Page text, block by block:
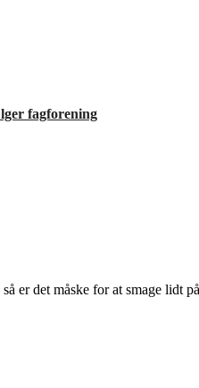
fagforening
er det måske for at smage lidt